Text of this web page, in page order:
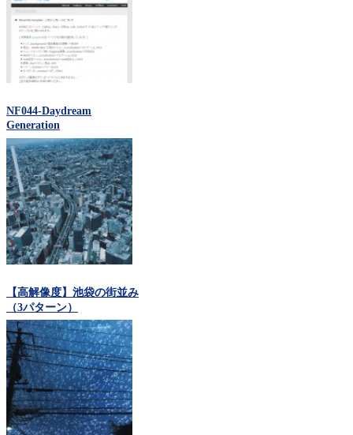
NF044-Daydream
Generation
【高解像度】池袋の街並み
（3パターン）